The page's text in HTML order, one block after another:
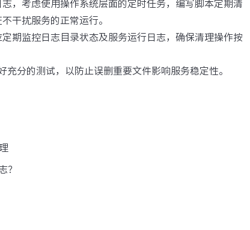
，考虑使用操作系统层面的定时任务，编写脚本定期清
干扰服务的正常运行。
期监控日志目录状态及服务运行日志，确保清理操作按
分的测试，以防止误删重要文件影响服务稳定性。
？